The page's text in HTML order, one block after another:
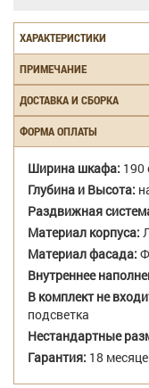
ХАРАКТЕРИСТИКИ
ПРИМЕЧАНИЕ
ДОСТАВКА И СБОРКА
ФОРМА ОПЛАТЫ
Ширина шкафа: 190
Глубина и Высота:
Раздвижная
Материал корпуса:
Материал фасада:
Внутреннее
В комплект не
подсветка
Нестандартные
Гарантия: 18